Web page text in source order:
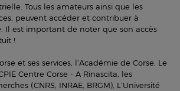
Tous les amateurs ainsi que les
peuvent accéder et contribuer à
Il est important de noter que son accès
!
et ses services, l’Académie de Corse, Le
Centre Corse - A Rinascita, les
(CNRS, INRAE, BRGM), L’Université